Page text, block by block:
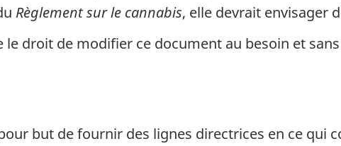
Règlement sur le cannabis, elle devrait envisager
le droit de modifier ce document au besoin et
but de fournir des lignes directrices en ce qui